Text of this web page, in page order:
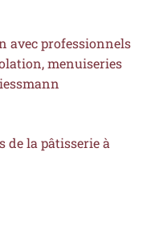
avec professionnels
menuiseries
de la pâtisserie à